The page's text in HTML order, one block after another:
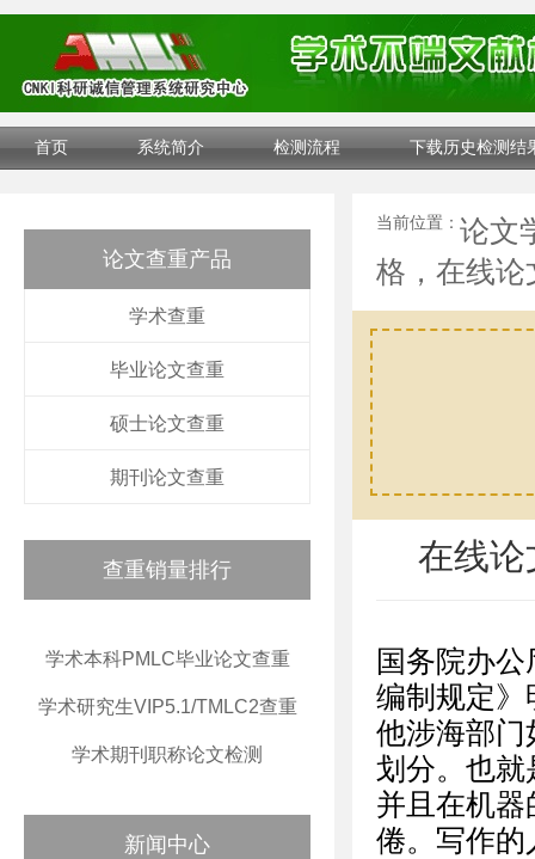
首页 系统简介 检测流程 下载历史检测结
论文查重产品
学术查重
毕业论文查重
硕士论文查重
期刊论文查重
查重销量排行
学术本科PMLC毕业论文查重
学术研究生VIP5.1/TMLC2查重
学术期刊职称论文检测
新闻中心
当前位置： 论文
格，在线论
在线论
国务院办
编制规定》
他涉海部门
划分。也就
并且在机
倦。写作的